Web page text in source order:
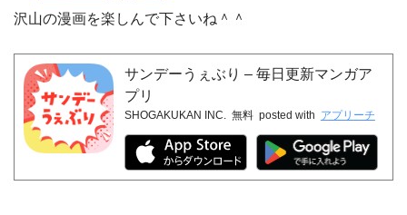
沢山の漫画を楽しんで下さいね＾＾
サンデーうぇぶり – 毎日更新マンガア
プリ
SHOGAKUKAN INC. 無料 posted with アプリーチ